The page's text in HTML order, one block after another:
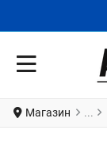
Магазин